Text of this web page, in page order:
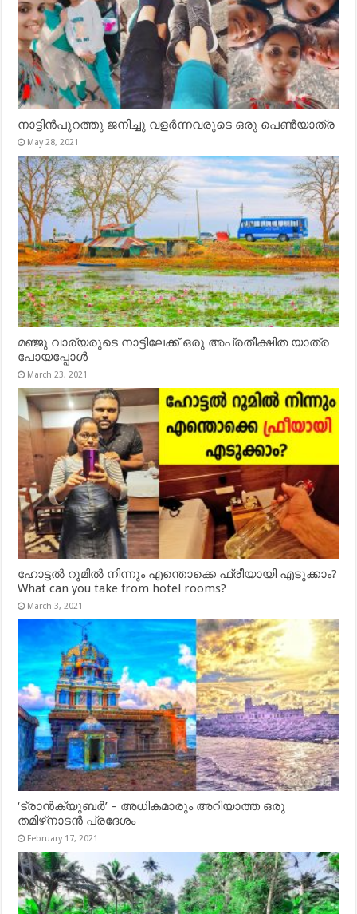
നാട്ടിൻപുറത്തു ജനിച്ചു വളർന്നവരുടെ ഒരു പെൺയാത്ര
May 28, 2021
മഞ്ജു വാര്യരുടെ നാട്ടിലേക്ക് ഒരു അപ്രതീക്ഷിത യാത്ര
പോയപ്പോൾ
March 23, 2021
ഹോട്ടൽ റൂമിൽ നിന്നും എന്തൊക്കെ ഫ്രീയായി എടുക്കാം?
What can you take from hotel rooms?
March 3, 2021
‘ട്രാൻക്യുബർ’ – അധികമാരും അറിയാത്ത ഒരു
തമിഴ്‌നാടൻ പ്രദേശം
February 17, 2021